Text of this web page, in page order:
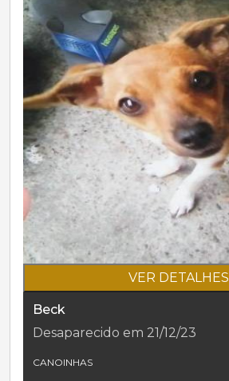
VER DETALHES
Beck
Desaparecido em 21/12/23
CANOINHAS